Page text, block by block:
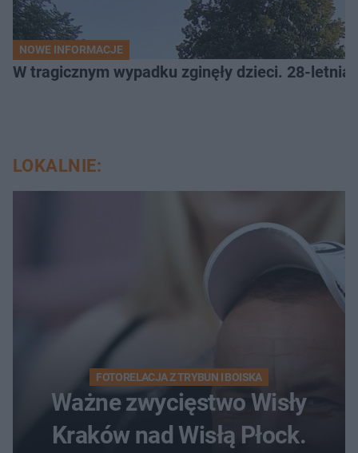
NOWE INFORMACJE
W tragicznym wypadku zginęły dzieci. 28-
LOKALNIE:
FOTORELACJA Z TRYBUN I BOISKA
Ważne zwycięstwo Wisły
Kraków nad Wisłą Płock.